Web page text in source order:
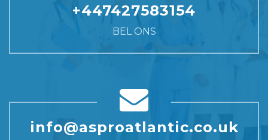
+447427583154
BEL ONS
info@asproatlantic.co.uk